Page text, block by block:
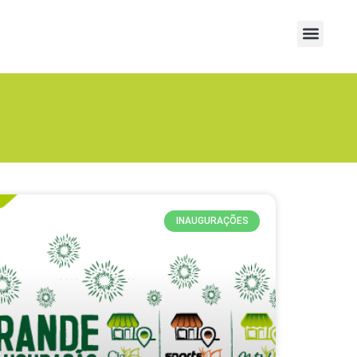
INAUGURAÇÕES